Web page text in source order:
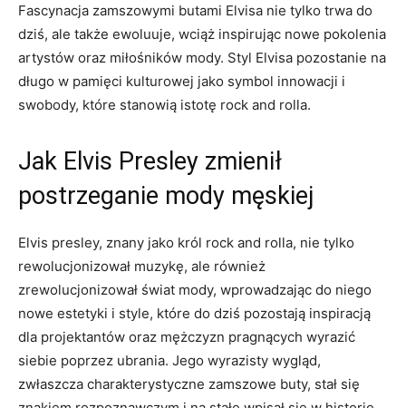
Fascynacja zamszowymi butami Elvisa nie tylko trwa do
dziś, ale także ewoluuje, wciąż inspirując nowe pokolenia
artystów oraz miłośników mody. Styl Elvisa pozostanie na
długo w pamięci kulturowej jako symbol innowacji i
swobody, które stanowią istotę rock and rolla.
Jak Elvis Presley zmienił
postrzeganie mody męskiej
Elvis presley, znany jako król rock and rolla, nie tylko
rewolucjonizował muzykę, ale również
zrewolucjonizował świat mody, wprowadzając do niego
nowe estetyki i style, które do dziś pozostają inspiracją
dla projektantów oraz mężczyzn pragnących wyrazić
siebie poprzez ubrania. Jego wyrazisty wygląd,
zwłaszcza charakterystyczne zamszowe buty, stał się